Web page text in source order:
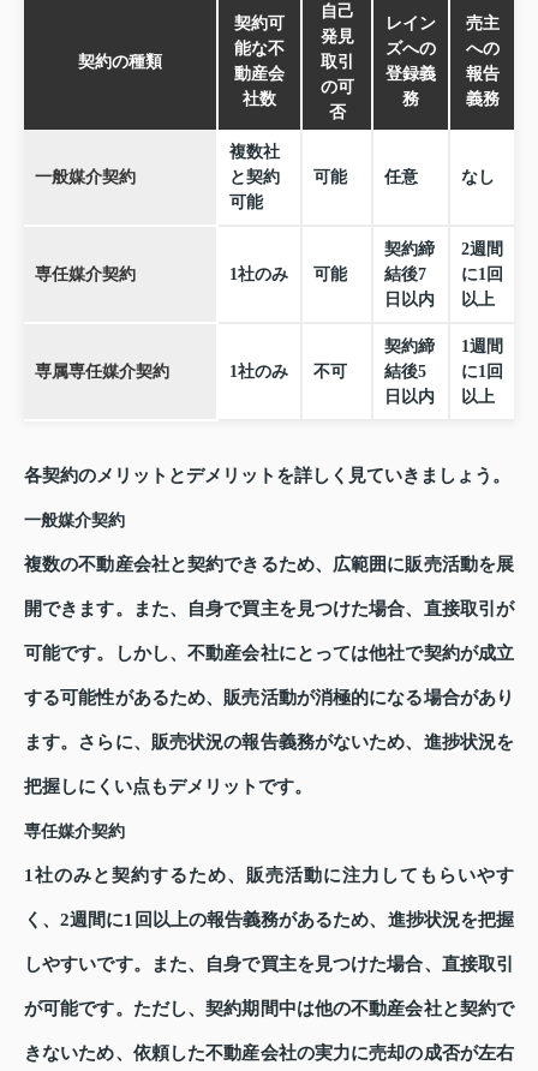
契約の種類
契約可
能な不
動産会
社数
自己
発見
取引
の可
否
レイン
ズへの
登録義
務
売主
への
報告
義務
一般媒介契約
複数社
と契約
可能
可能 任意 なし
専任媒介契約 1社のみ 可能
契約締
結後7
日以内
2週間
に1回
以上
専属専任媒介契約 1社のみ 不可
契約締
結後5
日以内
1週間
に1回
以上
各契約のメリットとデメリットを詳しく見ていきましょう。
一般媒介契約
複数の不動産会社と契約できるため、広範囲に販売活動を展
開できます。また、自身で買主を見つけた場合、直接取引が
可能です。しかし、不動産会社にとっては他社で契約が成立
する可能性があるため、販売活動が消極的になる場合があり
ます。さらに、販売状況の報告義務がないため、進捗状況を
把握しにくい点もデメリットです。
専任媒介契約
1社のみと契約するため、販売活動に注力してもらいやす
く、2週間に1回以上の報告義務があるため、進捗状況を把握
しやすいです。また、自身で買主を見つけた場合、直接取引
が可能です。ただし、契約期間中は他の不動産会社と契約で
きないため、依頼した不動産会社の実力に売却の成否が左右